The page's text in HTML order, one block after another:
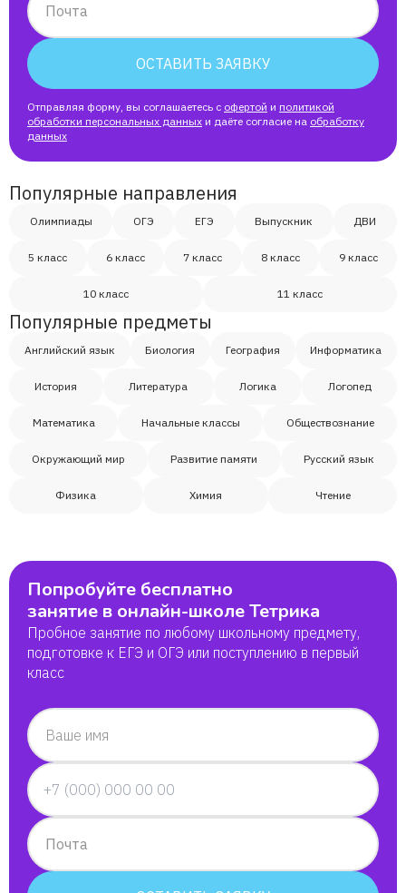
Почта
ОСТАВИТЬ ЗАЯВКУ
Отправляя форму, вы соглашаетесь с офертой и политикой
обработки персональных данных и даёте согласие на обработку
данных
Популярные направления
Олимпиады ОГЭ ЕГЭ Выпускник ДВИ
5 класс 6 класс 7 класс 8 класс 9 класс
10 класс 11 класс
Популярные предметы
Английский язык Биология География Информатика
История Литература Логика Логопед
Математика Начальные классы Обществознание
Окружающий мир Развитие памяти Русский язык
Физика Химия Чтение
Попробуйте бесплатно
занятие в онлайн-школе Тетрика
Пробное занятие по любому школьному предмету,
подготовке к ЕГЭ и ОГЭ или поступлению в первый
класс
Ваше имя
Почта